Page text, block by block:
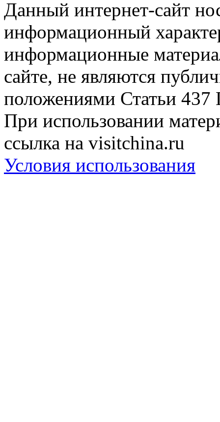
Данный интернет-сайт
информационный
информационные
сайте, не являются
положениями Статьи 437
При использовании
ссылка на visitchina.ru
Условия использования